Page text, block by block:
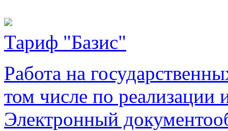
Тариф "Базис"
Работа на
том числе по реализации
Электронный